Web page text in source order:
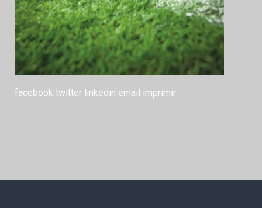
facebook twitter linkedin email imprimir